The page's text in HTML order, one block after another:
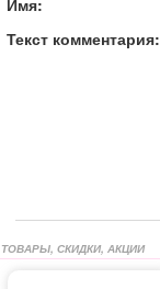
Текст комментария:
ТОВАРЫ, СКИДКИ, АКЦИИ